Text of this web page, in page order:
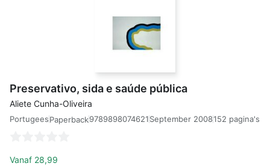
Preservativo, sida e saúde pública
Aliete Cunha-Oliveira
PortugeesPaperback9789898074621September 2008152 pagina's
Vanaf 28,99